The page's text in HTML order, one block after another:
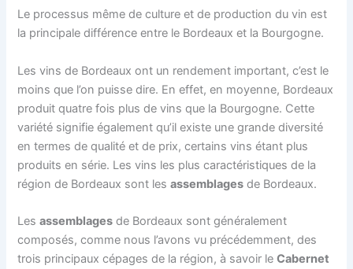
Le processus même de culture et de production du vin est
la principale différence entre le Bordeaux et la Bourgogne.
Les vins de Bordeaux ont un rendement important, c’est le
moins que l’on puisse dire. En effet, en moyenne, Bordeaux
produit quatre fois plus de vins que la Bourgogne. Cette
variété signifie également qu’il existe une grande diversité
en termes de qualité et de prix, certains vins étant plus
produits en série. Les vins les plus caractéristiques de la
région de Bordeaux sont lesassemblages de Bordeaux.
Lesassemblages de Bordeaux sont généralement
composés, comme nous l’avons vu précédemment, des
trois principaux cépages de la région, à savoir leCabernet